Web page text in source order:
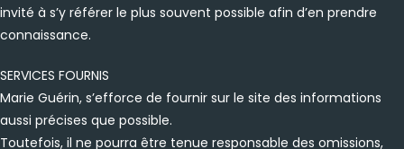
invité à s’y référer le plus souvent possible afin d’en prendre
connaissance.
SERVICES FOURNIS
Marie Guérin, s’efforce de fournir sur le site des informations
aussi précises que possible.
Toutefois, il ne pourra être tenue responsable des omissions,